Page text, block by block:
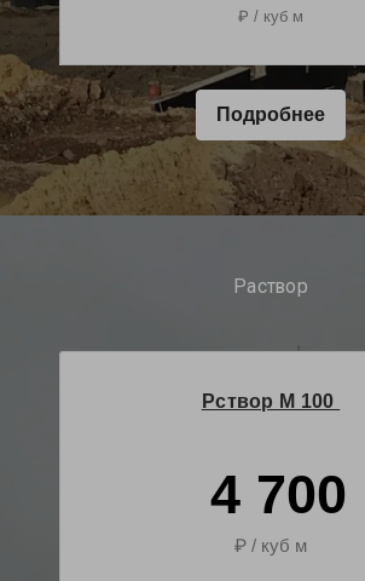
₽ / куб м
Подробнее
Раствор
Рствор М 100
4 700
₽ / куб м